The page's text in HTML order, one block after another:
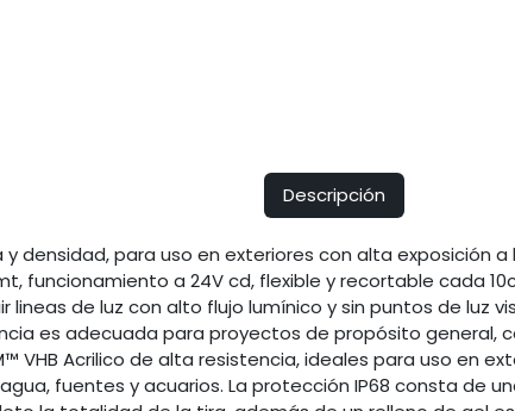
Descripción
densidad, para uso en exteriores con alta exposición
funcionamiento a 24V cd, flexible y recortable cada
lineas de luz con alto flujo lumínico y sin puntos de luz
es adecuada para proyectos de propósito general,
VHB Acrilico de alta resistencia, ideales para uso en
fuentes y acuarios. La protección IP68 consta de